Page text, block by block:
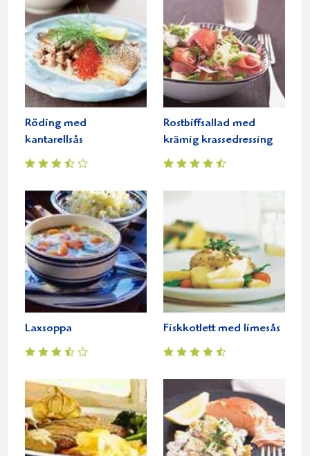
Röding med
kantarellsås
Rostbiffsallad med
krämig krassedressing
Laxsoppa Fiskkotlett med limesås